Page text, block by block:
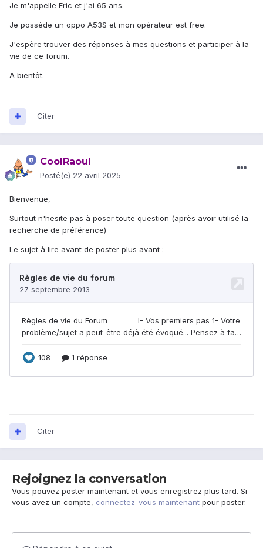
Je m'appelle Eric et j'ai 65 ans.
Je possède un oppo A53S et mon opérateur est free.
J'espère trouver des réponses à mes questions et participer à la
vie de ce forum.
A bientôt.
Citer
CoolRaoul
Posté(e) 22 avril 2025
Bienvenue,
Surtout n'hesite pas à poser toute question (après avoir utilisé la
recherche de préférence)
Le sujet à lire avant de poster plus avant :
Citer
Rejoignez la conversation
Vous pouvez poster maintenant et vous enregistrez plus tard. Si
vous avez un compte, connectez-vous maintenant pour poster.